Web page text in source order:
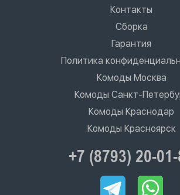
Контакты
Сборка
Гарантия
Политика
Комоды Москва
Комоды Санкт-
Комоды Краснодар
Комоды Красноярск
+7 (8793) 20-